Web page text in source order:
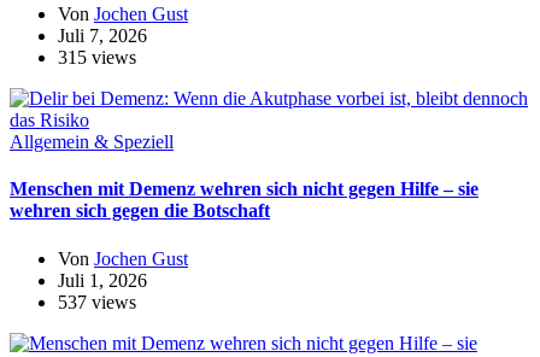
Von Jochen Gust
Juli 7, 2026
315 views
Allgemein & Speziell
Menschen mit Demenz wehren sich nicht gegen Hilfe – sie
wehren sich gegen die Botschaft
Von Jochen Gust
Juli 1, 2026
537 views